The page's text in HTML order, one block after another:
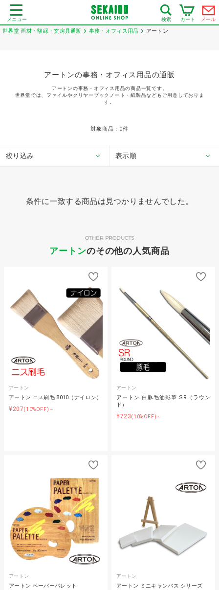
メニュー 検索 カート メール
世界堂 画材・額縁・文房具通販 事務・オフィス用品 アートン
アートンの事務・オフィス用品の通販
アートンの事務・オフィス用品の商品一覧です。
世界堂では、ファイルやクリヤーブックノート・紙製品などもご用意しておりま
す。
対象商品： 0件
絞り込み 表示順
条件に一致する商品は見つかりませんでした。
アートンのその他の人気商品
OTHER PRODUCTS
アートン
アートン ニス刷毛 8010（ナイロン）
¥207(10%OFF)～
アートン
アートン 白豚毛油彩筆 SR（ラウン
ド）
¥723(10%OFF)～
アートン
アートン ペーパーパレット
アートン
アートン ミニキャンバス シリーズ